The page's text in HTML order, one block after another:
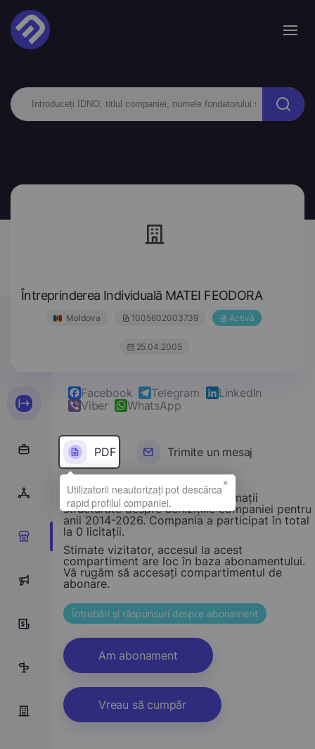
Întreprinderea Individuală MATEI FEODORA
Moldova 1005602003739 Activă
25.04.2005
0
0
0
Facebook Telegram
LinkedIn
Viber
WhatsApp
PDF Trimite un mesaj
Acest compartiment oferă informații
structurate despre achizițiile companiei pentru
anii 2014-2026. Compania a participat în total
la 0 licitații.
Stimate vizitator, accesul la acest
compartiment are loc în baza abonamentului.
Vă rugăm să accesați compartimentul de
abonare.
Întrebări și răspunsuri despre abonament
Am abonament
Vreau să cumpăr
×